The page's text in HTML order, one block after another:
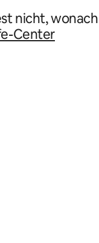
nicht,
Center